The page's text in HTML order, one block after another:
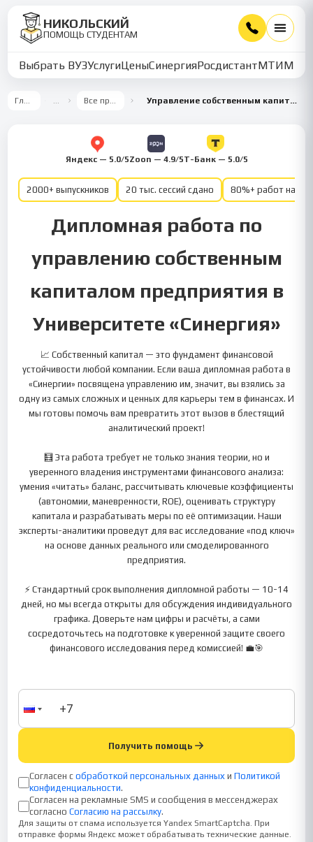
НИКОЛЬСКИЙ
ПОМОЩЬ СТУДЕНТАМ
Выбрать ВУЗУслугиЦеныСинергияРосдистантМТИММУ
Главная … Все предметы Управление собственным капиталом предприятия
Яндекс — 5.0/5Zoon — 4.9/5Т-Банк — 5.0/5
2000+ выпускников 20 тыс. сессий сдано 80%+ работ на
Дипломная работа по
управлению собственным
капиталом предприятия в
Университете «Синергия»
📈 Собственный капитал — это фундамент финансовой
устойчивости любой компании. Если ваша дипломная работа в
«Синергии» посвящена управлению им, значит, вы взялись за
одну из самых сложных и ценных для карьеры тем в финансах. И
мы готовы помочь вам превратить этот вызов в блестящий
аналитический проект!
🧮 Эта работа требует не только знания теории, но и
уверенного владения инструментами финансового анализа:
умения «читать» баланс, рассчитывать ключевые коэффициенты
(автономии, маневренности, ROE), оценивать структуру
капитала и разрабатывать меры по её оптимизации. Наши
эксперты-аналитики проведут для вас исследование «под ключ»
на основе данных реального или смоделированного
предприятия.
⚡ Стандартный срок выполнения дипломной работы — 10-14
дней, но мы всегда открыты для обсуждения индивидуального
графика. Доверьте нам цифры и расчёты, а сами
сосредоточьтесь на подготовке к уверенной защите своего
финансового исследования перед комиссией! 💼🎯
Получить помощь
Согласен с обработкой персональных данных и Политикой
конфиденциальности.
Согласен на рекламные SMS и сообщения в мессенджерах
согласно Согласию на рассылку.
Для защиты от спама используется Yandex SmartCaptcha. При
отправке формы Яндекс может обрабатывать технические данные.